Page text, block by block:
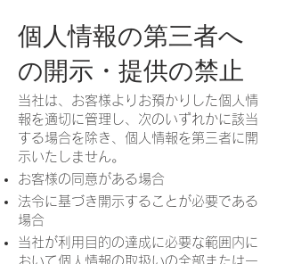
個人情報の第三者へ
の開示・提供の禁止
当社は、お客様よりお預かりした個人情
報を適切に管理し、次のいずれかに該当
する場合を除き、個人情報を第三者に開
示いたしません。
お客様の同意がある場合
法令に基づき開示することが必要である
場合
当社が利用目的の達成に必要な範囲内に
おいて個人情報の取扱いの全部または一